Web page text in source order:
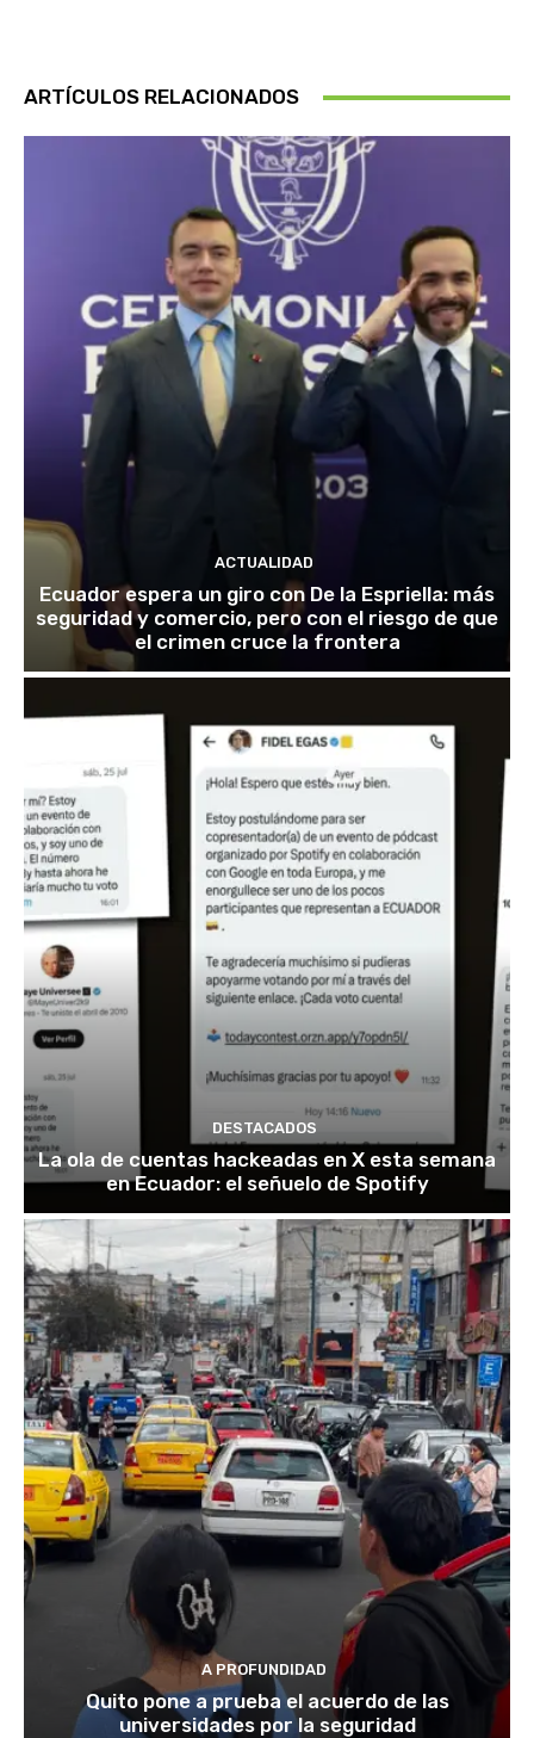
ARTÍCULOS RELACIONADOS
ACTUALIDAD
Ecuador espera un giro con De la Espriella: más
seguridad y comercio, pero con el riesgo de que
el crimen cruce la frontera
DESTACADOS
La ola de cuentas hackeadas en X esta semana
en Ecuador: el señuelo de Spotify
A PROFUNDIDAD
Quito pone a prueba el acuerdo de las
universidades por la seguridad